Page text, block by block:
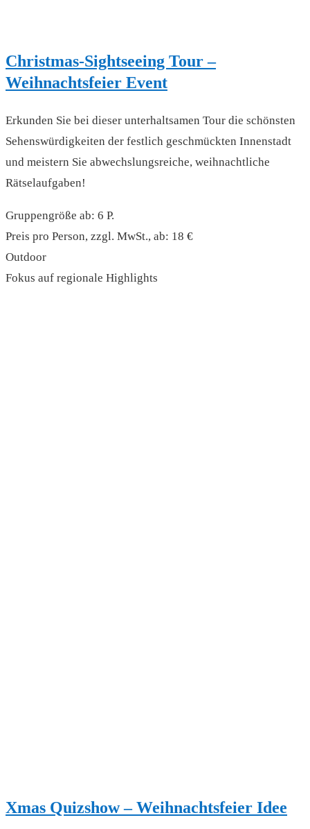
Christmas-Sightseeing Tour –
Weihnachtsfeier Event
Erkunden Sie bei dieser unterhaltsamen Tour die schönsten
Sehenswürdigkeiten der festlich geschmückten Innenstadt
und meistern Sie abwechslungsreiche, weihnachtliche
Rätselaufgaben!
Gruppengröße ab: 6 P.
Preis pro Person, zzgl. MwSt., ab: 18 €
Outdoor
Fokus auf regionale Highlights
Xmas Quizshow – Weihnachtsfeier Idee